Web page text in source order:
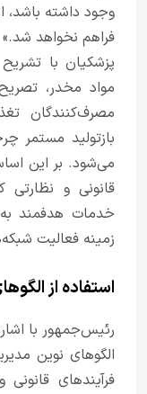
وجود داشته باشد،
فراهم نخواهد شد.»
پزشکیان با
مواد مخدر،
مصرف‌کنندگان
بازتولید مستمر
می‌شود. بر این
قانونی و نظارتی
خدمات هدفمند به
زمینه فعالیت
استفاده از
رئیس‌جمهور با
الگوهای نوین
فرآیندهای